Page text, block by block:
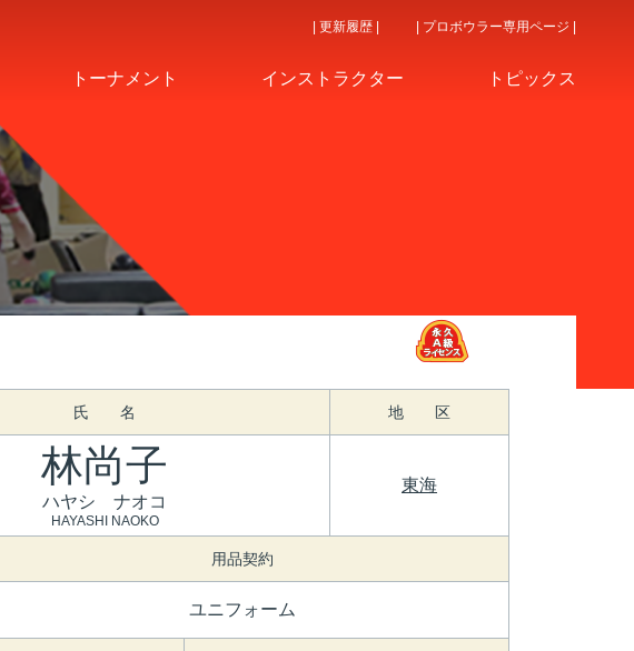
トーナメント インストラクター トピックス
| 更新履歴 | | プロボウラー専用ページ |
氏 名 地 区
林尚子
ハヤシ ナオコ
HAYASHI NAOKO
東海
用品契約
ユニフォーム